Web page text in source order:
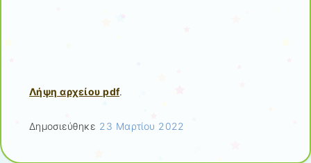
Λήψη αρχείου pdf.
Δημοσιεύθηκε 23 Μαρτίου 2022